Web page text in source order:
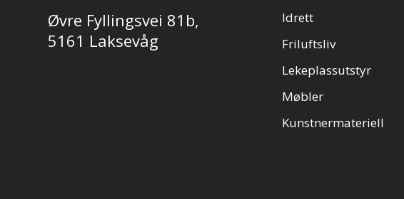
Øvre Fyllingsvei 81b,
5161 Laksevåg
Idrett
Friluftsliv
Lekeplassutstyr
Møbler
Kunstnermateriell